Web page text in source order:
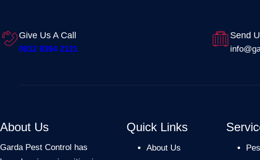
Give Us A Call
0812 8394 2121
Send
About Us
Garda Pest Control has
Quick Links
About Us